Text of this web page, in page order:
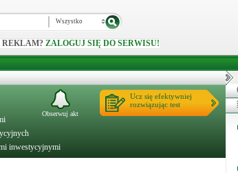
Wszystko
REKLAM? ZALOGUJ SIĘ DO SERWISU!
inwestycyjnymi
Ucz się efektywniej
rozwiązując test
Obserwuj akt